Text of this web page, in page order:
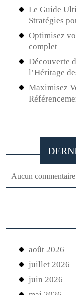
Le Guide
Stratégies
Optimisez
complet
Découverte
l’Héritage
Maximisez
Aucun
août 2026
juillet 2026
juin 2026